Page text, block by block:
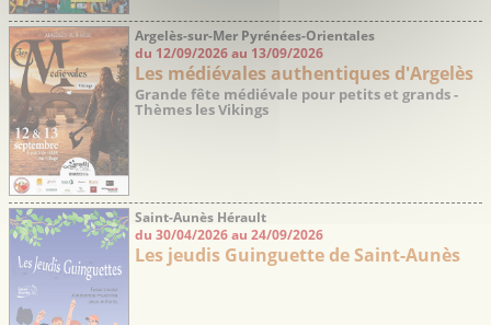
Argelès-sur-Mer Pyrénées-Orientales
du 12/09/2026 au 13/09/2026
Les médiévales authentiques d'Argelès
Grande fête médiévale pour petits et grands -
Thèmes les Vikings
Saint-Aunès Hérault
du 30/04/2026 au 24/09/2026
Les jeudis Guinguette de Saint-Aunès